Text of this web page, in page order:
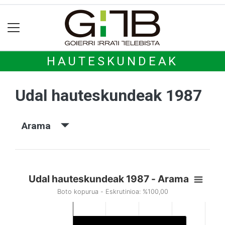
HAUTESKUNDEAK
Udal hauteskundeak 1987
Arama
Udal hauteskundeak 1987 - Arama
Boto kopurua - Eskrutinioa: %100,00